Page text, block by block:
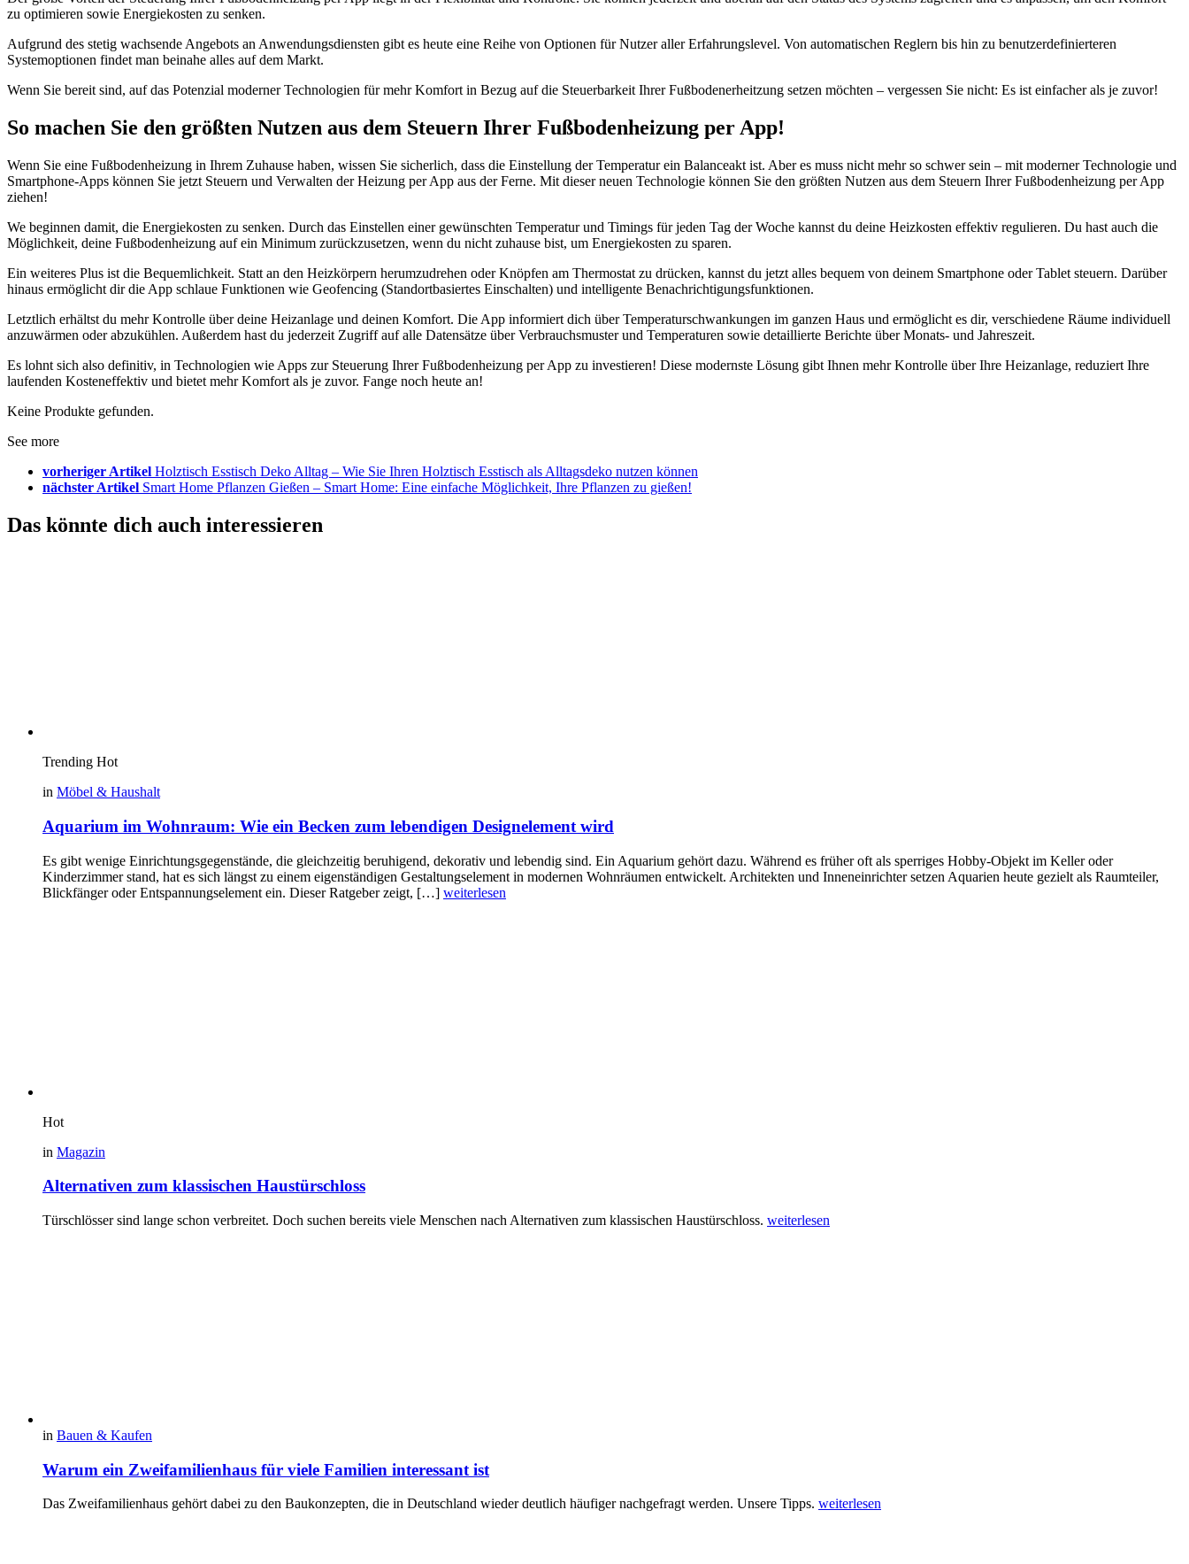
zu optimieren sowie Energiekosten zu senken.
Aufgrund des stetig wachsende Angebots an Anwendungsdiensten gibt es heute eine Reihe von Optionen für Nutzer aller Erfahrungslevel. Von automatischen Reglern bis hin zu benutzerdefinierteren
Systemoptionen findet man beinahe alles auf dem Markt.
Wenn Sie bereit sind, auf das Potenzial moderner Technologien für mehr Komfort in Bezug auf die Steuerbarkeit Ihrer Fußbodenerheitzung setzen möchten – vergessen Sie nicht: Es ist einfacher als je zuvor!
So machen Sie den größten Nutzen aus dem Steuern Ihrer Fußbodenheizung per App!
Wenn Sie eine Fußbodenheizung in Ihrem Zuhause haben, wissen Sie sicherlich, dass die Einstellung der Temperatur ein Balanceakt ist. Aber es muss nicht mehr so schwer sein – mit moderner Technologie und
Smartphone-Apps können Sie jetzt Steuern und Verwalten der Heizung per App aus der Ferne. Mit dieser neuen Technologie können Sie den größten Nutzen aus dem Steuern Ihrer Fußbodenheizung per App
ziehen!
We beginnen damit, die Energiekosten zu senken. Durch das Einstellen einer gewünschten Temperatur und Timings für jeden Tag der Woche kannst du deine Heizkosten effektiv regulieren. Du hast auch die
Möglichkeit, deine Fußbodenheizung auf ein Minimum zurückzusetzen, wenn du nicht zuhause bist, um Energiekosten zu sparen.
Ein weiteres Plus ist die Bequemlichkeit. Statt an den Heizkörpern herumzudrehen oder Knöpfen am Thermostat zu drücken, kannst du jetzt alles bequem von deinem Smartphone oder Tablet steuern. Darüber
hinaus ermöglicht dir die App schlaue Funktionen wie Geofencing (Standortbasiertes Einschalten) und intelligente Benachrichtigungsfunktionen.
Letztlich erhältst du mehr Kontrolle über deine Heizanlage und deinen Komfort. Die App informiert dich über Temperaturschwankungen im ganzen Haus und ermöglicht es dir, verschiedene Räume individuell
anzuwärmen oder abzukühlen. Außerdem hast du jederzeit Zugriff auf alle Datensätze über Verbrauchsmuster und Temperaturen sowie detaillierte Berichte über Monats- und Jahreszeit.
Es lohnt sich also definitiv, in Technologien wie Apps zur Steuerung Ihrer Fußbodenheizung per App zu investieren! Diese modernste Lösung gibt Ihnen mehr Kontrolle über Ihre Heizanlage, reduziert Ihre
laufenden Kosteneffektiv und bietet mehr Komfort als je zuvor. Fange noch heute an!
Keine Produkte gefunden.
See more
vorheriger Artikel Holztisch Esstisch Deko Alltag – Wie Sie Ihren Holztisch Esstisch als Alltagsdeko nutzen können
nächster Artikel Smart Home Pflanzen Gießen – Smart Home: Eine einfache Möglichkeit, Ihre Pflanzen zu gießen!
Das könnte dich auch interessieren
Trending Hot
in Möbel & Haushalt
Aquarium im Wohnraum: Wie ein Becken zum lebendigen Designelement wird
Es gibt wenige Einrichtungsgegenstände, die gleichzeitig beruhigend, dekorativ und lebendig sind. Ein Aquarium gehört dazu. Während es früher oft als sperriges Hobby-Objekt im Keller oder
Kinderzimmer stand, hat es sich längst zu einem eigenständigen Gestaltungselement in modernen Wohnräumen entwickelt. Architekten und Inneneinrichter setzen Aquarien heute gezielt als Raumteiler,
Blickfänger oder Entspannungselement ein. Dieser Ratgeber zeigt, […] weiterlesen
Hot
in Magazin
Alternativen zum klassischen Haustürschloss
Türschlösser sind lange schon verbreitet. Doch suchen bereits viele Menschen nach Alternativen zum klassischen Haustürschloss. weiterlesen
in Bauen & Kaufen
Warum ein Zweifamilienhaus für viele Familien interessant ist
Das Zweifamilienhaus gehört dabei zu den Baukonzepten, die in Deutschland wieder deutlich häufiger nachgefragt werden. Unsere Tipps. weiterlesen